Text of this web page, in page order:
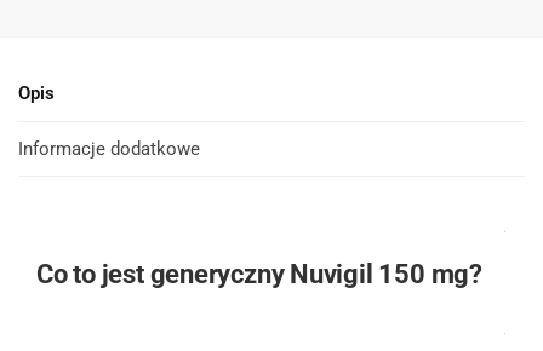
Opis
Informacje dodatkowe
.
Co to jest generyczny Nuvigil 150 mg?
.